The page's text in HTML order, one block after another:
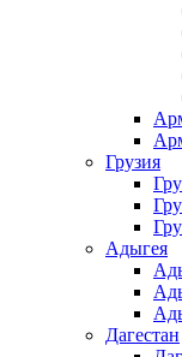
Грузия
Адыгея
Дагестан